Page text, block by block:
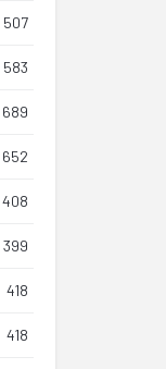
507
583
689
652
408
399
418
418